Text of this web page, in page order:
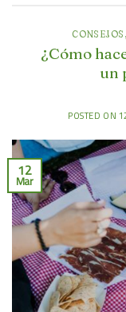
CONSEJOS ,
¿Cómo
un
POSTED ON
12
Mar